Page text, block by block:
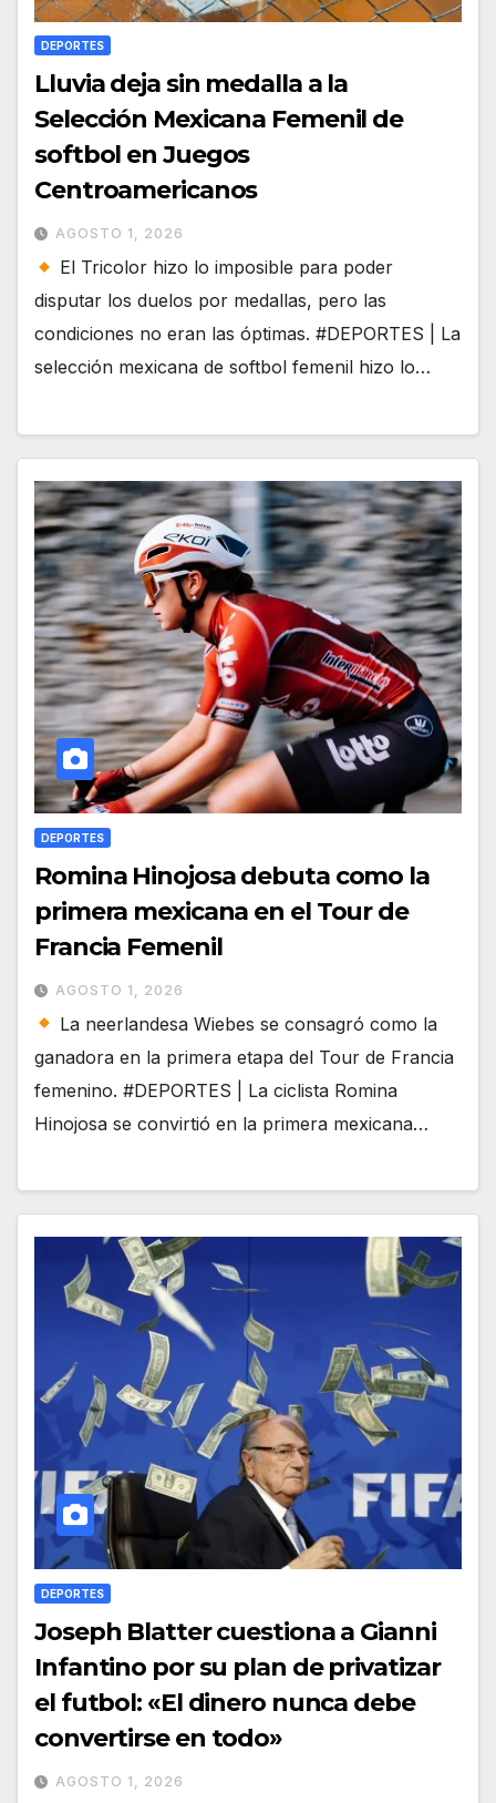
DEPORTES
Lluvia deja sin medalla a la
Selección Mexicana Femenil de
softbol en Juegos
Centroamericanos
AGOSTO 1, 2026
El Tricolor hizo lo imposible para poder
disputar los duelos por medallas, pero las
condiciones no eran las óptimas. #DEPORTES | La
selección mexicana de softbol femenil hizo lo…
DEPORTES
Romina Hinojosa debuta como la
primera mexicana en el Tour de
Francia Femenil
AGOSTO 1, 2026
La neerlandesa Wiebes se consagró como la
ganadora en la primera etapa del Tour de Francia
femenino. #DEPORTES | La ciclista Romina
Hinojosa se convirtió en la primera mexicana…
DEPORTES
Joseph Blatter cuestiona a Gianni
Infantino por su plan de privatizar
el futbol: «El dinero nunca debe
convertirse en todo»
AGOSTO 1, 2026